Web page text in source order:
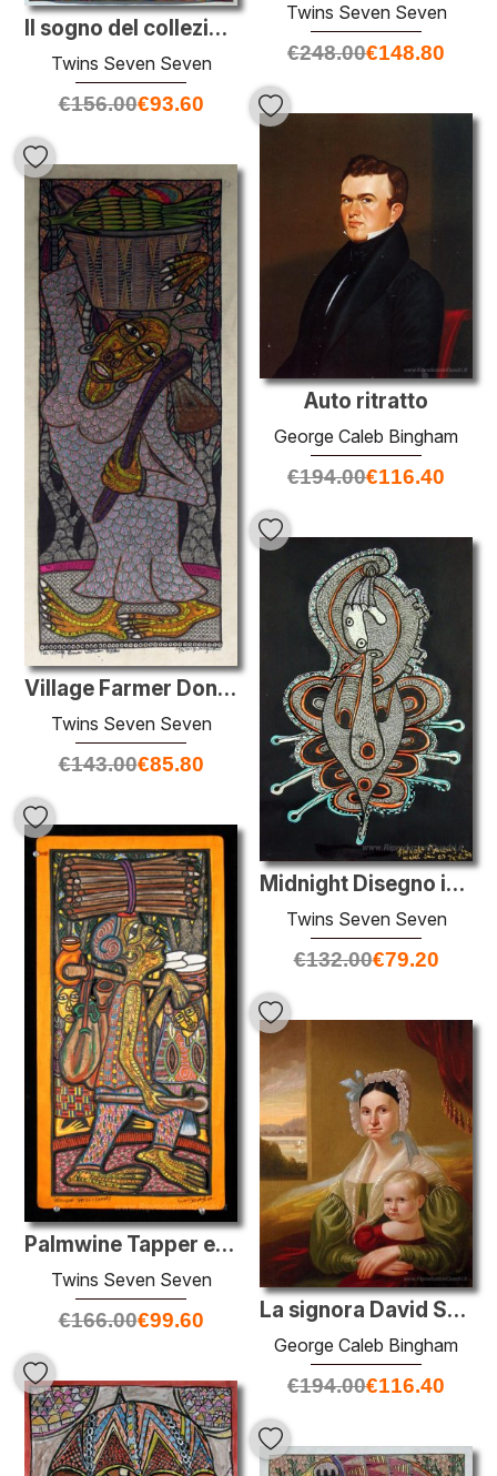
Il sogno del collezionista più vecchi
Twins Seven Seven
€156.00€93.60
Twins Seven Seven
€248.00€148.80
Auto ritratto
George Caleb Bingham
€194.00€116.40
Village Farmer Donna Capo
Twins Seven Seven
€143.00€85.80
Midnight Disegno in My Mind # 2
Twins Seven Seven
€132.00€79.20
Palmwine Tapper e famiglia
Twins Seven Seven
€166.00€99.60 La signora David Steele Lamme e figlio, William Wirt
George Caleb Bingham
€194.00€116.40